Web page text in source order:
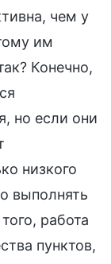
чем у
им
Конечно,
но если они
низкого
выполнять
работа
пунктов,